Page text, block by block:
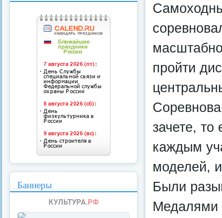
пройти
зачете, то
каждым
моделей,
Были
Медалями
Баннеры